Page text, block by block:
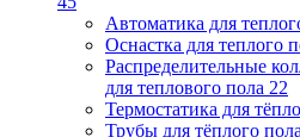
Автоматика для
Оснастка для теплого
Распределительные
для теплового пола 22
Термостатика для
Трубы для тёплого пола